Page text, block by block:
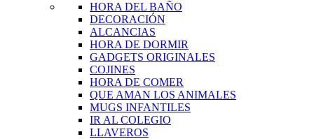
HORA DEL BAÑO
DECORACIÓN
ALCANCIAS
HORA DE DORMIR
GADGETS ORIGINALES
COJINES
HORA DE COMER
QUE AMAN LOS ANIMALES
MUGS INFANTILES
IR AL COLEGIO
LLAVEROS